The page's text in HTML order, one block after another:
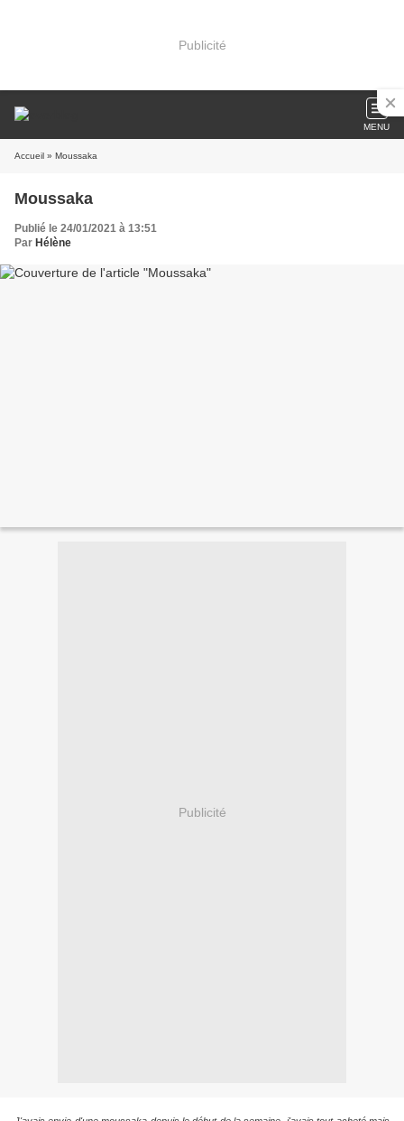
Publicité
MENU
Accueil » Moussaka
Moussaka
Publié le 24/01/2021 à 13:51
Par Hélène
Publicité